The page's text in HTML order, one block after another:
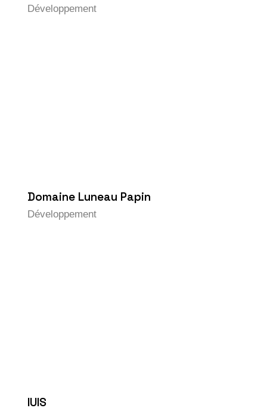
Développement
Domaine Luneau Papin
Développement
IUIS